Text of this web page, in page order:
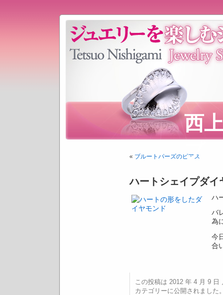
西
プ
« ブルートパーズのピアス
ハートシェイプダイ
ハ
バ
為
今
合
この投稿は 2012 年 4 月 9
カテゴリーに公開されまし